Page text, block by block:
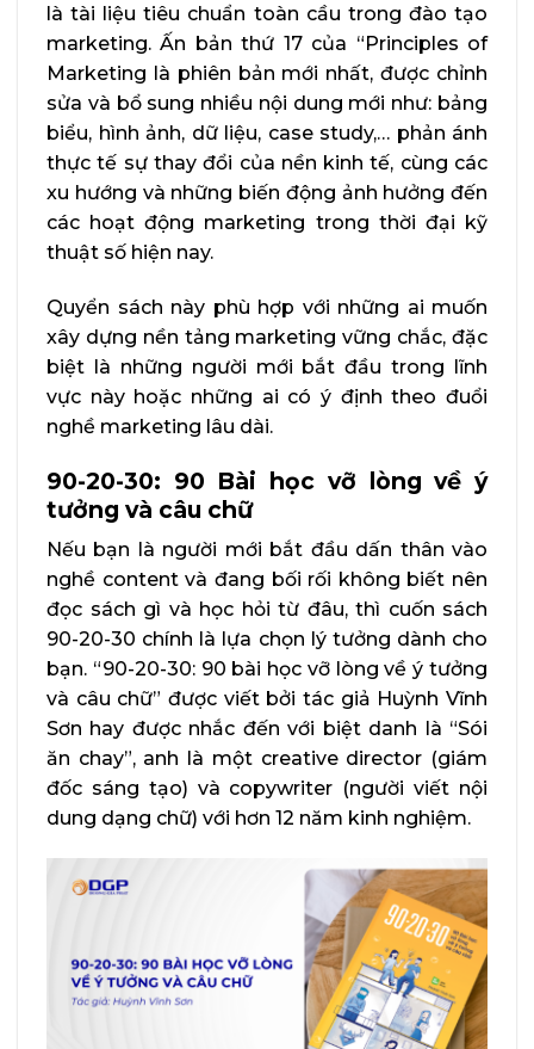
là tài liệu tiêu chuẩn toàn cầu trong đào tạo
marketing. Ấn bản thứ 17 của “Principles of
Marketing là phiên bản mới nhất, được chỉnh
sửa và bổ sung nhiều nội dung mới như: bảng
biểu, hình ảnh, dữ liệu, case study,… phản ánh
thực tế sự thay đổi của nền kinh tế, cùng các
xu hướng và những biến động ảnh hưởng đến
các hoạt động marketing trong thời đại kỹ
thuật số hiện nay.
Quyển sách này phù hợp với những ai muốn
xây dựng nền tảng marketing vững chắc, đặc
biệt là những người mới bắt đầu trong lĩnh
vực này hoặc những ai có ý định theo đuổi
nghề marketing lâu dài.
90-20-30: 90 Bài học vỡ lòng về ý
tưởng và câu chữ
Nếu bạn là người mới bắt đầu dấn thân vào
nghề content và đang bối rối không biết nên
đọc sách gì và học hỏi từ đâu, thì cuốn sách
90-20-30 chính là lựa chọn lý tưởng dành cho
bạn. “90-20-30: 90 bài học vỡ lòng về ý tưởng
và câu chữ” được viết bởi tác giả Huỳnh Vĩnh
Sơn hay được nhắc đến với biệt danh là “Sói
ăn chay”, anh là một creative director (giám
đốc sáng tạo) và copywriter (người viết nội
dung dạng chữ) với hơn 12 năm kinh nghiệm.